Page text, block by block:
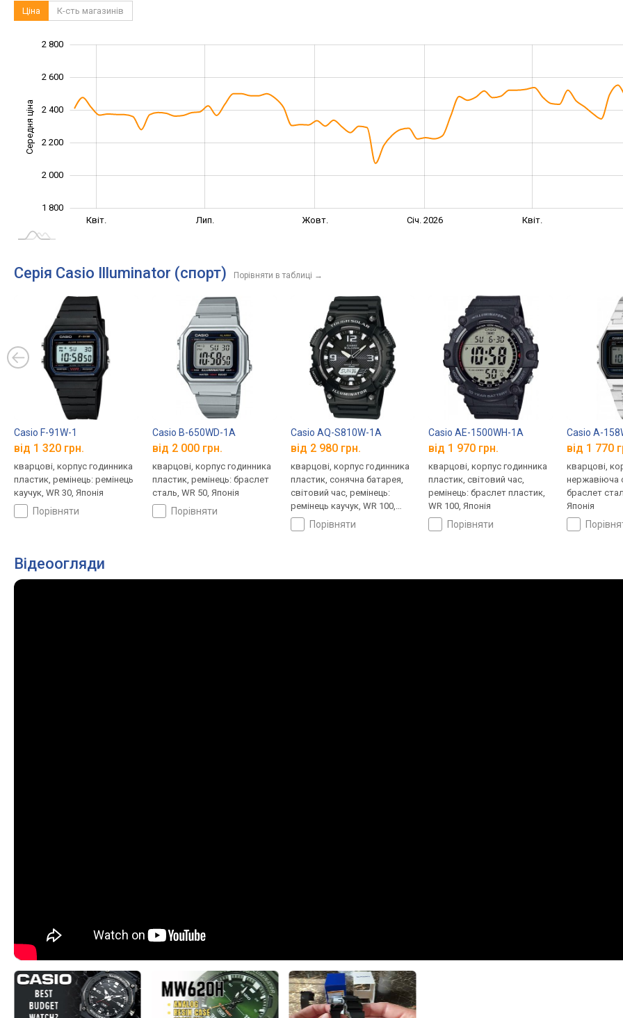
Ціна К-сть магазинів
Середня ціна
1 800
2 000
2 200
2 400
2 600
2 800
Січ. 2025Квіт. Лип. Жовт. Січ. 2026 Квіт.
Серія Casio Illuminator (спорт) Порівняти в таблиці →
Casio F-91W-1
від 1 320 грн.
кварцові, корпус годинника
пластик, ремінець: ремінець
каучук, WR 30, Японія
порівняти
Casio B-650WD-1A
від 2 000 грн.
кварцові, корпус годинника
пластик, ремінець: браслет
сталь, WR 50, Японія
порівняти
Casio AQ-S810W-1A
від 2 980 грн.
кварцові, корпус годинника
пластик, сонячна батарея,
світовий час, ремінець:
ремінець каучук, WR 100,
Японіяпорівняти
Casio AE-1500WH-1A
від 1 970 грн.
кварцові, корпус годинника
пластик, світовий час,
ремінець: браслет пластик,
WR 100, Японія
порівняти
Casio A-
від 1 770
кварцові,
нержавіюча
браслет
Японія
Відеоогляди